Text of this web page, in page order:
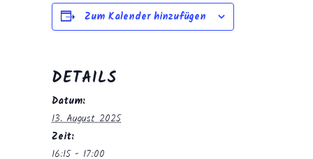
Zum Kalender hinzufügen
DETAILS
Datum:
13. August 2025
Zeit:
16:15 - 17:00